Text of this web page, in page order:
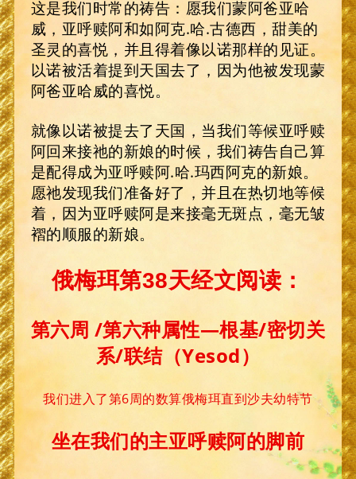
这是我们时常的祷告：愿我们蒙阿爸亚哈
威，亚呼赎阿和如阿克.哈.古德西，甜美的
圣灵的喜悦，并且得着像以诺那样的见证。
以诺被活着提到天国去了，因为他被发现蒙
阿爸亚哈威的喜悦。
就像以诺被提去了天国，当我们等候亚呼赎
阿回来接祂的新娘的时候，我们祷告自己算
是配得成为亚呼赎阿.哈.玛西阿克的新娘。
愿祂发现我们准备好了，并且在热切地等候
着，因为亚呼赎阿是来接毫无斑点，毫无皱
褶的顺服的新娘。
俄梅珥第38天经文阅读：
第六周 /第六种属性—根基/密切关
系/联结（Yesod）
我们进入了第6周的数算俄梅珥直到沙夫幼特节
坐在我们的主亚呼赎阿的脚前